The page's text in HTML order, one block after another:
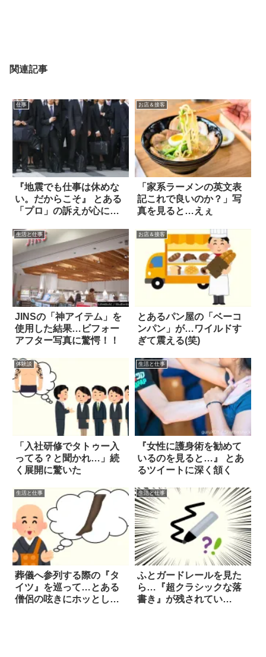
関連記事
仕事
『地震でも仕事は休めな
い。だからこそ』 とある
「プロ」の訴えが心に刺
お店＆接客
「家系ラーメンの英文表
記これで良いのか？」写
真を見ると…えぇ
生活と仕事
JINSの「神アイテム」を
使用した結果…ビフォー
アフター写真に驚愕！！
お店＆接客
とあるパン屋の「ベーコ
ンパン」が…ワイルドす
ぎて震える(笑)
体験談
「入社研修でタトゥー入
ってる？と聞かれ…」続
く展開に驚いた
生活と仕事
『女性に護身術を勧めて
いるのを見ると…』 とあ
るツイートに深く頷く
生活と仕事
葬儀へ参列する際の『タ
イツ』を巡って…とある
僧侶の呟きにホッとし
生活と仕事
ふとガードレールを見た
ら…『超クラシックな落
書き』が残されてい